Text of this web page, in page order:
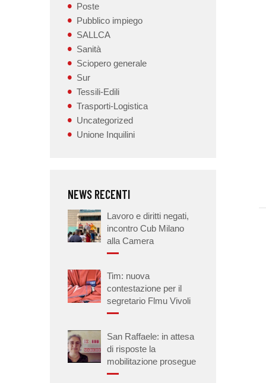
Poste
Pubblico impiego
SALLCA
Sanità
Sciopero generale
Sur
Tessili-Edili
Trasporti-Logistica
Uncategorized
Unione Inquilini
NEWS RECENTI
Lavoro e diritti negati,
incontro Cub Milano
alla Camera
Tim: nuova
contestazione per il
segretario Flmu Vivoli
San Raffaele: in attesa
di risposte la
mobilitazione prosegue